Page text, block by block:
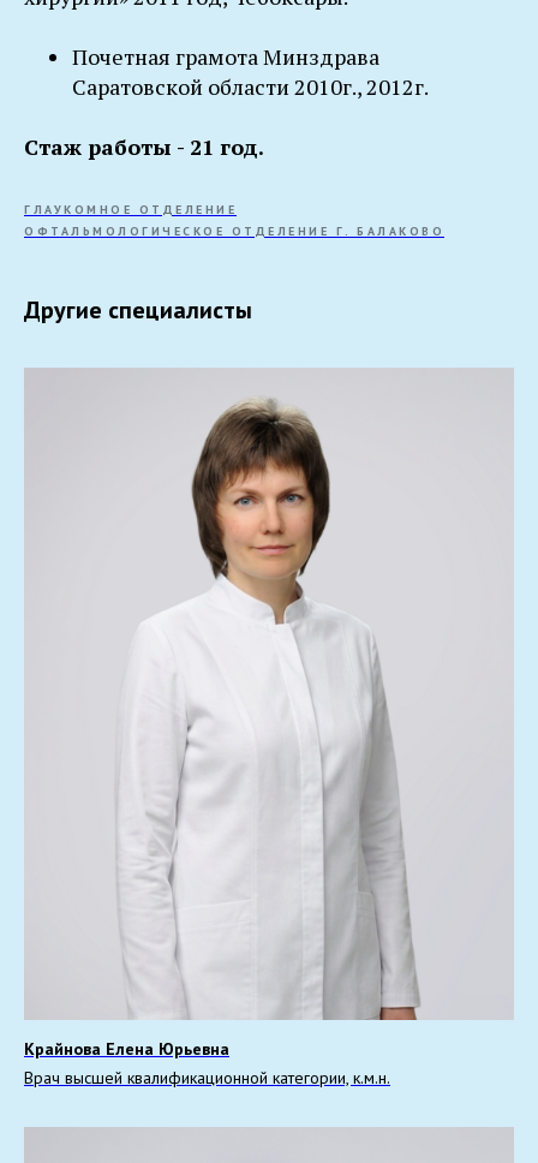
Почетная грамота Минздрава
Саратовской области 2010г., 2012г.
Стаж работы - 21 год.
ГЛАУКОМНОЕ ОТДЕЛЕНИЕ
ОФТАЛЬМОЛОГИЧЕСКОЕ ОТДЕЛЕНИЕ Г. БАЛАКОВО
Другие специалисты
Крайнова Елена Юрьевна
Врач высшей квалификационной категории, к.м.н.